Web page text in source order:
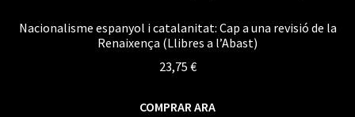
Nacionalisme espanyol i catalanitat: Cap a una revisió de la
Renaixença (Llibres a l’Abast)
23,75 €
COMPRAR ARA